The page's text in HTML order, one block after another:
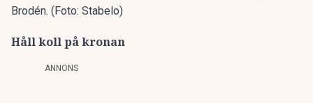
Brodén. (Foto: Stabelo)
Håll koll på kronan
ANNONS